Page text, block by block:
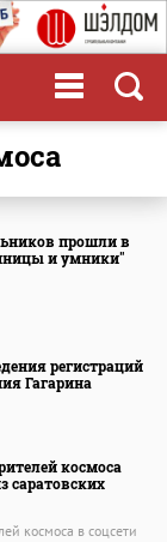
прошли в
и умники"
регистраций
Гагарина
космоса
саратовских
космоса в соцсети